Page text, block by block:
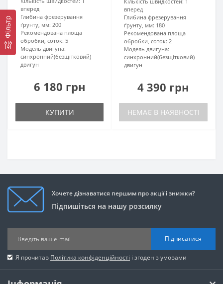
Фільтр
вперед
Глибина фрезерування
ґрунту, мм: 200
Рекомендована площа
обробки, соток: 5
Модель двигуна:
синхронний(безщітковий)
двигун
6 180 грн
КУПИТИ
вперед
Глибина фрезерування
ґрунту, мм: 180
Рекомендована площа
обробки, соток: 2
Модель двигуна:
синхронний(безщітковий)
двигун
4 390 грн
НЕМАЄ В НАЯВНОСТІ
Хочете дізнаватися першим про акції і знижки?
Підпишіться на нашу розсилку
Підписатися
Я прочитав Політика конфіденційності і згоден з умовами